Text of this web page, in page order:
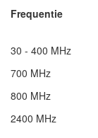
Frequentie
30 - 400 MHz
700 MHz
800 MHz
2400 MHz